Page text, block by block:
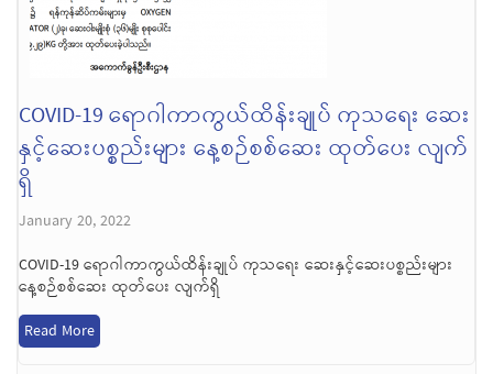
COVID-19 ရောဂါကာကွယ်ထိန်းချုပ် ကုသရေး ဆေး
နှင့်ဆေးပစ္စည်းများ နေ့စဉ်စစ်ဆေး ထုတ်ပေး လျက်
ရှိ
January 20, 2022
COVID-19 ရောဂါကာကွယ်ထိန်းချုပ် ကုသရေး ဆေးနှင့်ဆေးပစ္စည်းများ
နေ့စဉ်စစ်ဆေး ထုတ်ပေး လျက်ရှိ
Read More